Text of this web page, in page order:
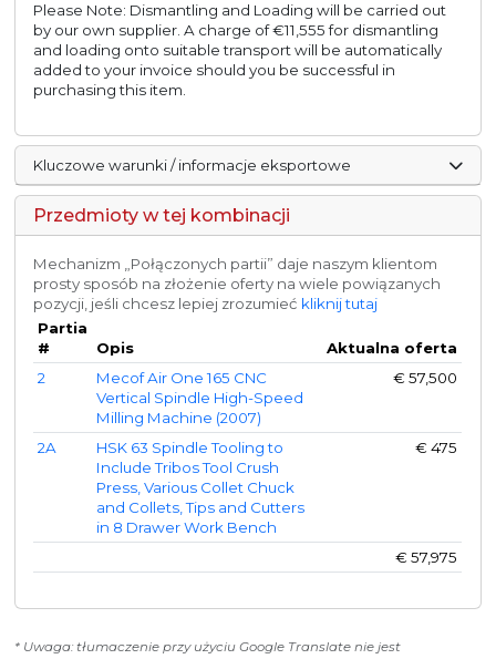
Please Note: Dismantling and Loading will be carried out
by our own supplier.A charge of €11,555 for dismantling
and loading onto suitable transport will be automatically
added to your invoice should you be successful in
purchasing this item.
Kluczowe warunki / informacje eksportowe
Przedmioty w tej kombinacji
Mechanizm „Połączonych partii” daje naszym klientom
prosty sposób na złożenie oferty na wiele powiązanych
pozycji, jeśli chcesz lepiej zrozumieć kliknij tutaj
Partia
#
Opis
Aktualna oferta
2
Mecof Air One 165 CNC
Vertical Spindle High-Speed
Milling Machine (2007)
€57,500
2A
HSK 63 Spindle Tooling to
Include Tribos Tool Crush
Press, Various Collet Chuck
and Collets, Tips and Cutters
in 8 Drawer Work Bench
€475
€57,975
* Uwaga: tłumaczenie przy użyciu Google Translate nie jest